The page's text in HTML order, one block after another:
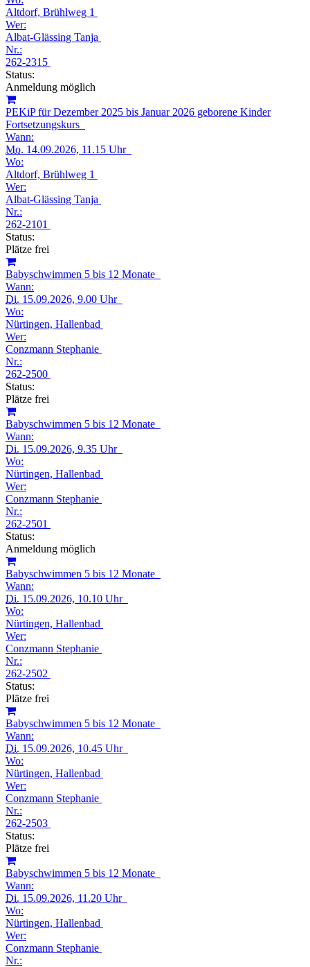
Altdorf, Brühlweg 1
Wer:
Albat-Glässing Tanja
Nr.:
262-2315
Status:
Anmeldung möglich
PEKiP für Dezember 2025 bis Januar 2026 geborene Kinder
Fortsetzungskurs
Wann:
Mo. 14.09.2026, 11.15 Uhr
Wo:
Altdorf, Brühlweg 1
Wer:
Albat-Glässing Tanja
Nr.:
262-2101
Status:
Plätze frei
Babyschwimmen 5 bis 12 Monate
Wann:
Di. 15.09.2026, 9.00 Uhr
Wo:
Nürtingen, Hallenbad
Wer:
Conzmann Stephanie
Nr.:
262-2500
Status:
Plätze frei
Babyschwimmen 5 bis 12 Monate
Wann:
Di. 15.09.2026, 9.35 Uhr
Wo:
Nürtingen, Hallenbad
Wer:
Conzmann Stephanie
Nr.:
262-2501
Status:
Anmeldung möglich
Babyschwimmen 5 bis 12 Monate
Wann:
Di. 15.09.2026, 10.10 Uhr
Wo:
Nürtingen, Hallenbad
Wer:
Conzmann Stephanie
Nr.:
262-2502
Status:
Plätze frei
Babyschwimmen 5 bis 12 Monate
Wann:
Di. 15.09.2026, 10.45 Uhr
Wo:
Nürtingen, Hallenbad
Wer:
Conzmann Stephanie
Nr.:
262-2503
Status:
Plätze frei
Babyschwimmen 5 bis 12 Monate
Wann:
Di. 15.09.2026, 11.20 Uhr
Wo:
Nürtingen, Hallenbad
Wer:
Conzmann Stephanie
Nr.: